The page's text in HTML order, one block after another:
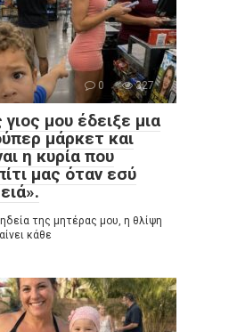
0 327
μου έδειξε μια
μάρκετ και
η κυρία που
μας όταν εσύ
της μητέρας μου, η θλίψη
κάθε